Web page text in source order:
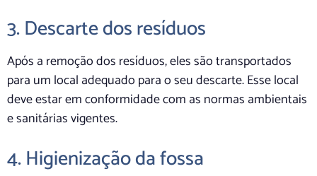
3. Descarte dos resíduos
Após a remoção dos resíduos, eles são transportados
para um local adequado para o seu descarte. Esse local
deve estar em conformidade com as normas ambientais
e sanitárias vigentes.
4. Higienização da fossa